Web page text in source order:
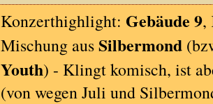
Konzerthighlight: Gebäude 9,
Mischung ausSilbermond
Youth) - Klingt komisch, ist
(von wegen Juli und